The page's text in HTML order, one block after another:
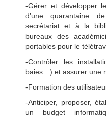
-Gérer et développer
d’une quarantaine
secrétariat et à la
bureaux des
portables pour le
-Contrôler les
baies…) et assurer une
-Formation des
-Anticiper, proposer,
un budget